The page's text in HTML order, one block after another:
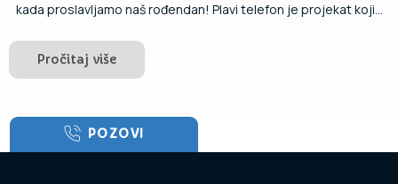
kada proslavljamo naš rođendan! Plavi telefon je projekat koji...
Pročitaj više
POZOVI